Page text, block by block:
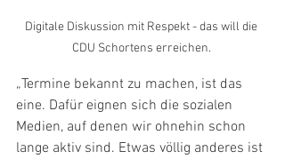
Digitale Diskussion mit Respekt - das will die
CDU Schortens erreichen.
„Termine bekannt zu machen, ist das
eine. Dafür eignen sich die sozialen
Medien, auf denen wir ohnehin schon
lange aktiv sind. Etwas völlig anderes ist